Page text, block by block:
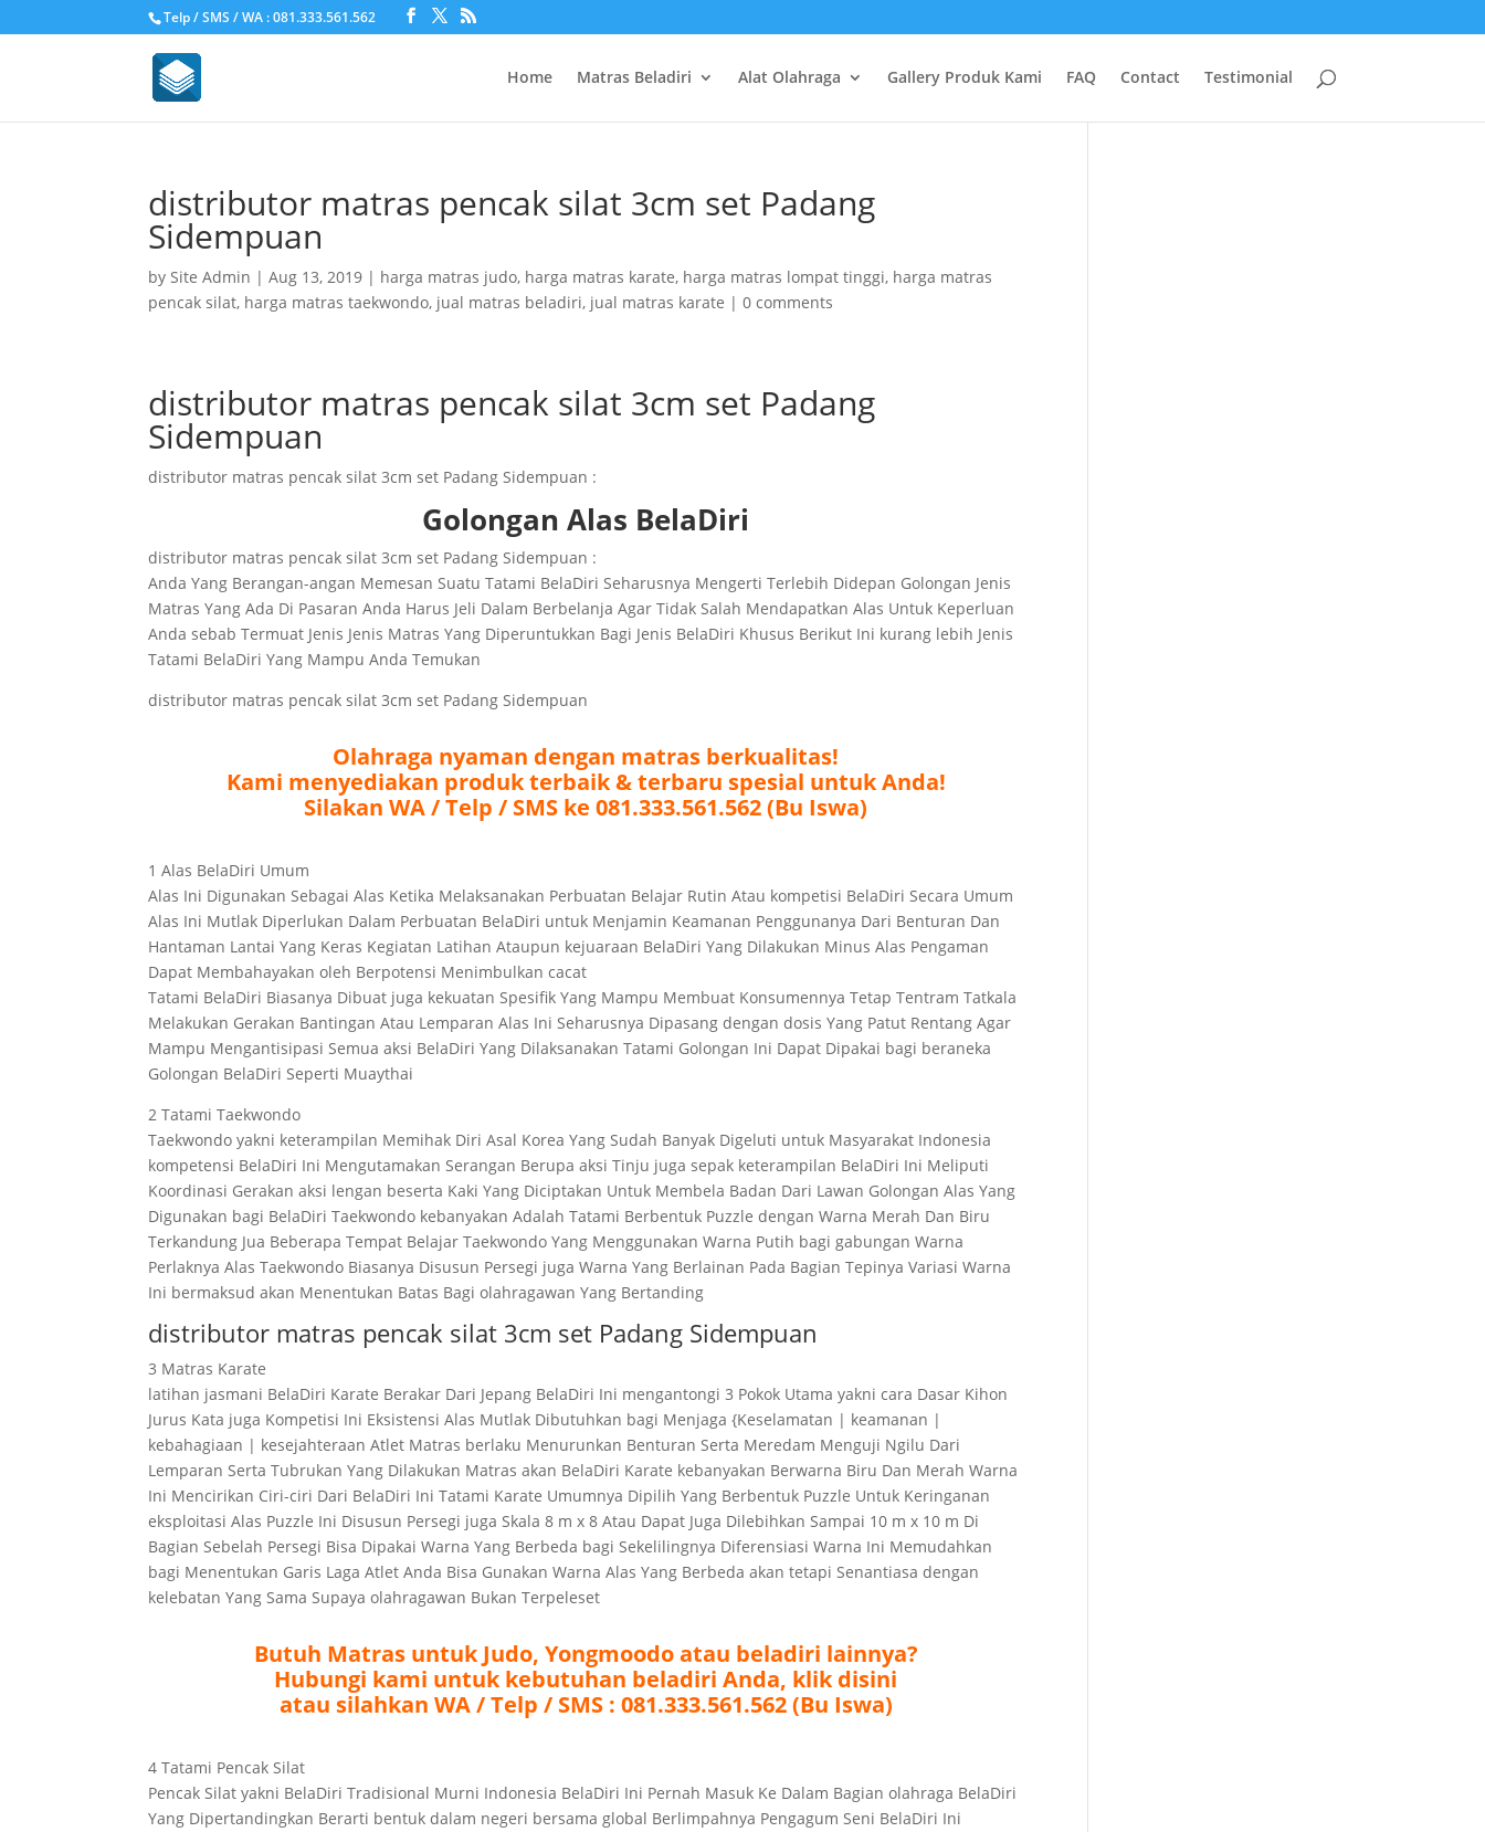
Telp / SMS / WA : 081.333.561.562
Home Matras Beladiri Alat Olahraga Gallery Produk Kami FAQ Contact Testimonial
distributor matras pencak silat 3cm set Padang
Sidempuan
bySite Admin |Aug 13, 2019 | harga matras judo, harga matras karate, harga matras lompat tinggi, harga matras
pencak silat, harga matras taekwondo, jual matras beladiri, jual matras karate |0 comments
distributor matras pencak silat 3cm set Padang
Sidempuan
distributor matras pencak silat 3cm set Padang Sidempuan :
Golongan Alas BelaDiri
distributor matras pencak silat 3cm set Padang Sidempuan :
Anda Yang Berangan-angan Memesan Suatu Tatami BelaDiri Seharusnya Mengerti Terlebih Didepan Golongan Jenis
Matras Yang Ada Di Pasaran Anda Harus Jeli Dalam Berbelanja Agar Tidak Salah Mendapatkan Alas Untuk Keperluan
Anda sebab Termuat Jenis Jenis Matras Yang Diperuntukkan Bagi Jenis BelaDiri Khusus Berikut Ini kurang lebih Jenis
Tatami BelaDiri Yang Mampu Anda Temukan
distributor matras pencak silat 3cm set Padang Sidempuan
Olahraga nyaman dengan matras berkualitas!
Kami menyediakan produk terbaik & terbaru spesial untuk Anda!
Silakan WA / Telp / SMS ke 081.333.561.562 (Bu Iswa)
1 Alas BelaDiri Umum
Alas Ini Digunakan Sebagai Alas Ketika Melaksanakan Perbuatan Belajar Rutin Atau kompetisi BelaDiri Secara Umum
Alas Ini Mutlak Diperlukan Dalam Perbuatan BelaDiri untuk Menjamin Keamanan Penggunanya Dari Benturan Dan
Hantaman Lantai Yang Keras Kegiatan Latihan Ataupun kejuaraan BelaDiri Yang Dilakukan Minus Alas Pengaman
Dapat Membahayakan oleh Berpotensi Menimbulkan cacat
Tatami BelaDiri Biasanya Dibuat juga kekuatan Spesifik Yang Mampu Membuat Konsumennya Tetap Tentram Tatkala
Melakukan Gerakan Bantingan Atau Lemparan Alas Ini Seharusnya Dipasang dengan dosis Yang Patut Rentang Agar
Mampu Mengantisipasi Semua aksi BelaDiri Yang Dilaksanakan Tatami Golongan Ini Dapat Dipakai bagi beraneka
Golongan BelaDiri Seperti Muaythai
2 Tatami Taekwondo
Taekwondo yakni keterampilan Memihak Diri Asal Korea Yang Sudah Banyak Digeluti untuk Masyarakat Indonesia
kompetensi BelaDiri Ini Mengutamakan Serangan Berupa aksi Tinju juga sepak keterampilan BelaDiri Ini Meliputi
Koordinasi Gerakan aksi lengan beserta Kaki Yang Diciptakan Untuk Membela Badan Dari Lawan Golongan Alas Yang
Digunakan bagi BelaDiri Taekwondo kebanyakan Adalah Tatami Berbentuk Puzzle dengan Warna Merah Dan Biru
Terkandung Jua Beberapa Tempat Belajar Taekwondo Yang Menggunakan Warna Putih bagi gabungan Warna
Perlaknya Alas Taekwondo Biasanya Disusun Persegi juga Warna Yang Berlainan Pada Bagian Tepinya Variasi Warna
Ini bermaksud akan Menentukan Batas Bagi olahragawan Yang Bertanding
distributor matras pencak silat 3cm set Padang Sidempuan
3 Matras Karate
latihan jasmani BelaDiri Karate Berakar Dari Jepang BelaDiri Ini mengantongi 3 Pokok Utama yakni cara Dasar Kihon
Jurus Kata juga Kompetisi Ini Eksistensi Alas Mutlak Dibutuhkan bagi Menjaga {Keselamatan | keamanan |
kebahagiaan | kesejahteraan Atlet Matras berlaku Menurunkan Benturan Serta Meredam Menguji Ngilu Dari
Lemparan Serta Tubrukan Yang Dilakukan Matras akan BelaDiri Karate kebanyakan Berwarna Biru Dan Merah Warna
Ini Mencirikan Ciri-ciri Dari BelaDiri Ini Tatami Karate Umumnya Dipilih Yang Berbentuk Puzzle Untuk Keringanan
eksploitasi Alas Puzzle Ini Disusun Persegi juga Skala 8 m x 8 Atau Dapat Juga Dilebihkan Sampai 10 m x 10 m Di
Bagian Sebelah Persegi Bisa Dipakai Warna Yang Berbeda bagi Sekelilingnya Diferensiasi Warna Ini Memudahkan
bagi Menentukan Garis Laga Atlet Anda Bisa Gunakan Warna Alas Yang Berbeda akan tetapi Senantiasa dengan
kelebatan Yang Sama Supaya olahragawan Bukan Terpeleset
Butuh Matras untuk Judo, Yongmoodo atau beladiri lainnya?
Hubungi kami untuk kebutuhan beladiri Anda, klik disini
atau silahkan WA / Telp / SMS : 081.333.561.562 (Bu Iswa)
4 Tatami Pencak Silat
Pencak Silat yakni BelaDiri Tradisional Murni Indonesia BelaDiri Ini Pernah Masuk Ke Dalam Bagian olahraga BelaDiri
Yang Dipertandingkan Berarti bentuk dalam negeri bersama global Berlimpahnya Pengagum Seni BelaDiri Ini